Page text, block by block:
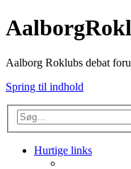
Aalborg Roklubs debat
Spring til indhold
Hurtige links